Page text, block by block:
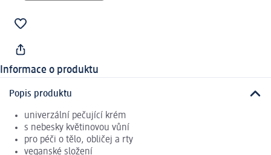
Informace o produktu
Popis produktu
univerzální pečující krém
s nebesky květinovou vůní
pro péči o tělo, obličej a rty
veganské složení